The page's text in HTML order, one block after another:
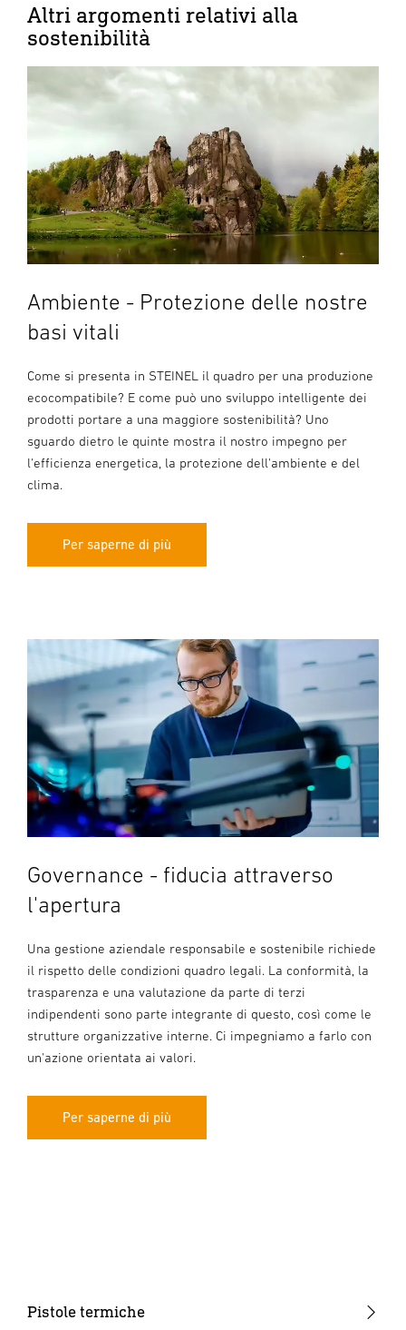
Altri argomenti relativi alla
sostenibilità
Ambiente - Protezione delle nostre
basi vitali
Come si presenta in STEINEL il quadro per una produzione
ecocompatibile? E come può uno sviluppo intelligente dei
prodotti portare a una maggiore sostenibilità? Uno
sguardo dietro le quinte mostra il nostro impegno per
l'efficienza energetica, la protezione dell'ambiente e del
clima.
Per saperne di più
Governance - fiducia attraverso
l'apertura
Una gestione aziendale responsabile e sostenibile richiede
il rispetto delle condizioni quadro legali. La conformità, la
trasparenza e una valutazione da parte di terzi
indipendenti sono parte integrante di questo, così come le
strutture organizzative interne. Ci impegniamo a farlo con
un'azione orientata ai valori.
Per saperne di più
Pistole termiche